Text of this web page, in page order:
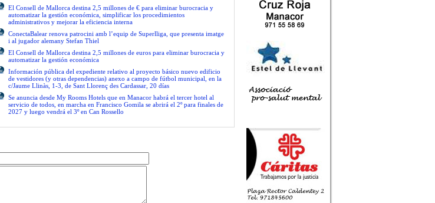
El Consell de Mallorca destina 2,5 millones de € para eliminar burocracia y
automatizar la gestión económica, simplificar los procedimientos
administrativos y mejorar la eficiencia interna
ConectaBalear renova patrocini amb l’equip de Superlliga, que presenta imatge
i al jugador alemany Stefan Thiel
El Consell de Mallorca destina 2,5 millones de euros para eliminar burocracia y
automatizar la gestión económica
Información pública del expediente relativo al proyecto básico nuevo edificio
de vestidores (y otras dependencias) anexo a campo de fútbol municipal, en la
c/Jaume Llinàs, 1-3, de Sant Llorenç des Cardassar, 20 días
Se anuncia desde My Rooms Hotels que en Manacor habrá el tercer hotel al
servicio de todos, en marcha en Francisco Gomila se abrirá el 2º para finales de
2027 y luego vendrá el 3º en Can Rossello